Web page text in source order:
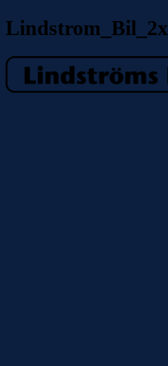
Lindstrom_Bil_2x